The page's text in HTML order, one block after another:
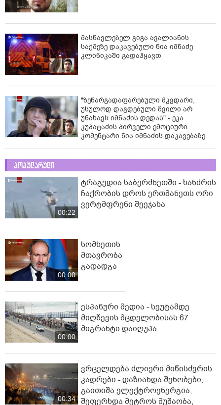
მასწავლებელ გიგა ავალიანის
საქმეზე დაკავებული ნია იმნაძე
კლინიკაში გადაჰყავთ
"ზეწარგადაფარებული მკვდარი,
უსულოდ დაგდებული შვილი არ
უნახავს იმნაძის დედას" - ეკა
კუპატაძის პირველი ემოციური
კომენტარი ნია იმნაძის დაკავებაზე
პოპულარული
00:22
ტრაგედია საბერძნეთში - ხანძრის
ჩაქრობის დროს ერთმანეთს ორი
ვერტმფრენი შეეჯახა
00:00
სომხეთის
მთავრობა
გადადგა
00:00
ესპანური მედია - სეუტამდე
მიღწევის მცდელობისას 67
მიგრანტი დაიღუპა
00:34
ვრცელდება ძლიერი მიწისძვრის
კადრები - დაზიანდა შენობები,
გაითიშა ელექტროენერგია,
შეფერხდა მეტროს მუშაობა,